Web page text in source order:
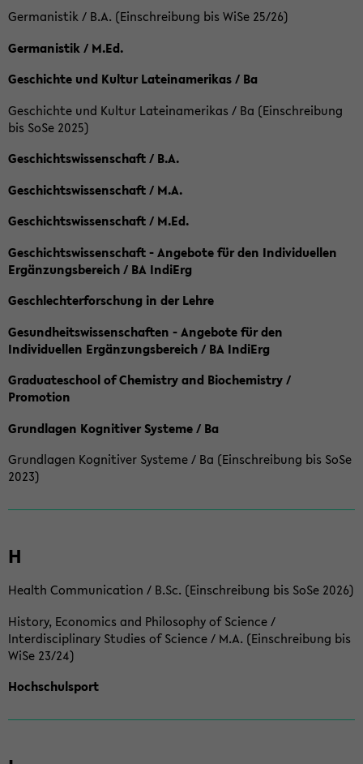
Germanistik / B.A. (Einschreibung bis WiSe 25/26)
Germanistik / M.Ed.
Geschichte und Kultur Lateinamerikas / Ba
Geschichte und Kultur Lateinamerikas / Ba (Einschreibung
bis SoSe 2025)
Geschichtswissenschaft / B.A.
Geschichtswissenschaft / M.A.
Geschichtswissenschaft / M.Ed.
Geschichtswissenschaft - Angebote für den Individuellen
Ergänzungsbereich / BA IndiErg
Geschlechterforschung in der Lehre
Gesundheitswissenschaften - Angebote für den
Individuellen Ergänzungsbereich / BA IndiErg
Graduateschool of Chemistry and Biochemistry /
Promotion
Grundlagen Kognitiver Systeme / Ba
Grundlagen Kognitiver Systeme / Ba (Einschreibung bis SoSe
2023)
H
Health Communication / B.Sc. (Einschreibung bis SoSe 2026)
History, Economics and Philosophy of Science /
Interdisciplinary Studies of Science / M.A. (Einschreibung bis
WiSe 23/24)
Hochschulsport